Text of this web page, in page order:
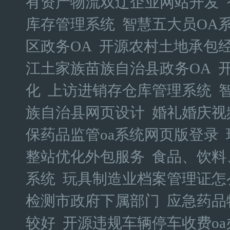
库存管理系统 智慧五大员OA
区政务OA 开源农村土地承包
江土家族苗族自治县政务OA
化
上访进销存仓库管理系统
族自治县网页设计 婚礼婚庆
保药品监管oa系统网页版登录
整站优化外包服务 食品、饮
系统 玩具制造业档案管理证怎
检测市政府下属部门 应急药
较好 开源违规车辆停车收费